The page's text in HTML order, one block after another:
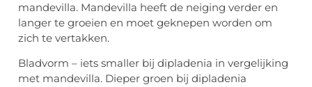
mandevilla. Mandevilla heeft de neiging verder en
langer te groeien en moet geknepen worden om
zich te vertakken.
Bladvorm – iets smaller bij dipladenia in vergelijking
met mandevilla. Dieper groen bij dipladenia